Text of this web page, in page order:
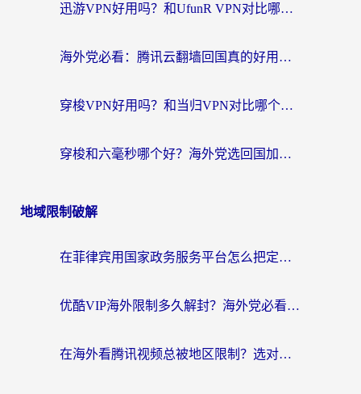
迅游VPN好用吗？和UfunR VPN对比哪个回国效果更好？海外党亲测避坑指南
海外党必看：腾讯云翻墙回国真的好用吗？+ 3步选对回国加速器指南
穿梭VPN好用吗？和当归VPN对比哪个回国效果更好？海外党亲测实用指南
穿梭和六毫秒哪个好？海外党选回国加速器的避坑指南，附番茄加速器实测
地域限制破解
在菲律宾用国家政务服务平台怎么把定位修改到中国国内？3步解决+海外看剧听歌全攻略
优酷VIP海外限制多久解封？海外党必看的跨区难题一站式解决指南
在海外看腾讯视频总被地区限制？选对回国加速器，还能解决泰国政务网和蜻蜓FM卡顿问题